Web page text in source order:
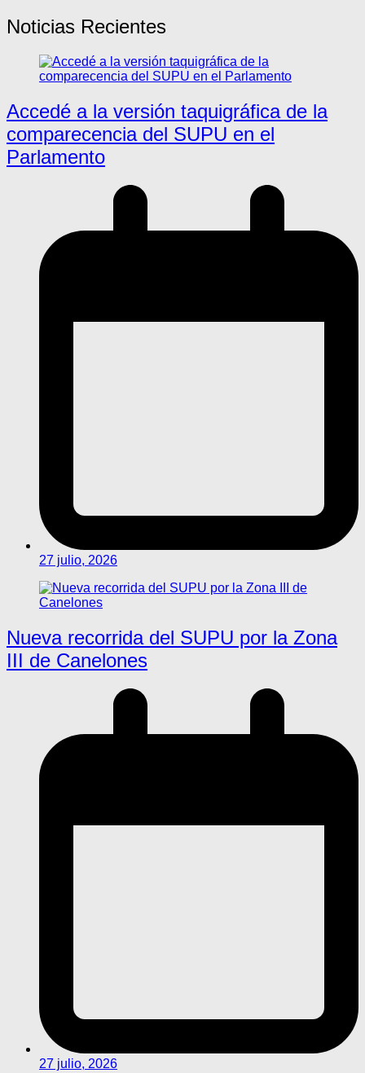
Noticias Recientes
Accedé a la versión taquigráfica de la
comparecencia del SUPU en el
Parlamento
27 julio, 2026
Nueva recorrida del SUPU por la Zona
III de Canelones
27 julio, 2026